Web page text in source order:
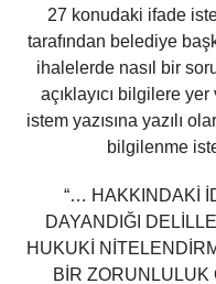
27 konudaki ifade
tarafından belediye
ihalelerde nasıl bir
açıklayıcı bilgilere
istem yazısına yazılı
bilgilenme
“… HAKKINDAKİ
DAYANDIĞI
HUKUKİ
BİR